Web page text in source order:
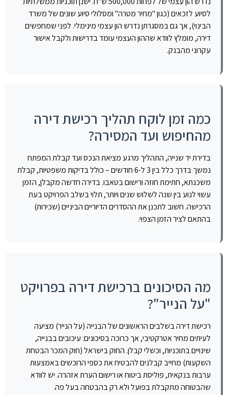
לסיוע לזכאים (כגון "מחיר מטרה" ומסלולי סיוע שונים של משרד
הבינוי), אך גם במסגרתן נדרש הון עצמי מינימלי. לפני שמחפשים
דירה, מומלץ לוודא שההון העצמי עומד בדרישות ולקבל אישור
עקרוני מהבנק.
כמה זמן לוקח תהליך רכישת דירה
מהחיפוש ועד המסירה?
בדירת יד שנייה, התהליך מרגע מציאת הנכס ועד קבלת המפתח
נמשך בדרך כלל בין 3 ל-6 חודשים – כולל בדיקות משפטיות, קבלת
משכנתא, חתימת חוזה ורישום בטאבו. בדירה חדשה מקבלן, הזמן
עשוי לנוע בין שנה לשלוש שנים ויותר, תלוי בשלב הפרויקט בעת
הרכישה. חשוב לתכנן את ההסדרים הדיוריים הביניים (שכירות)
בהתאם לציר הזמן הצפוי.
מה הסיכונים ברכישת דירה בפרויקט
"על הנייר"?
רכישת דירה בשלבים הראשונים של הבנייה (על הנייר) מציעה
לעיתים מחיר אטרקטיבי, אך כרוכה בסיכונים: עיכובים בבנייה,
שינויים בתוכניות, וכשלי קבלן. החוק בישראל (חוק המכר הבטחת
השקעות) מחייב קבלנים להבטיח את כספי הרוכשים באמצעות
ערבות בנקאית, פוליסת ביטוח או רישום הערת אזהרה. יש לוודא
שהבטוחה מתקבלת בפועל ולא רק בהבטחה בעל פה.